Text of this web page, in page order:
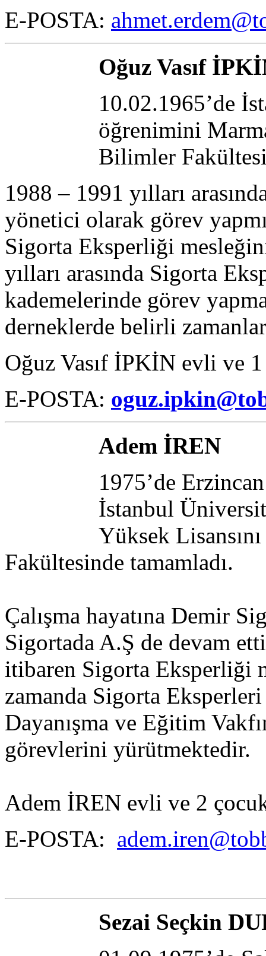
E-POSTA:
Oğuz Vasıf
10.02.1965’de
öğrenimini
Bilimler
1988 – 1991 yılları
yönetici olarak görev
Sigorta Eksperliği
yılları arasında Sigorta
kademelerinde görev
derneklerde belirli
Oğuz Vasıf İPKİN evli ve 1
E-POSTA:
Adem İREN
1975’de
İstanbul
Yüksek
Fakültesinde tamamladı.
Çalışma hayatına Demir
Sigortada A.Ş de devam
itibaren Sigorta Eksperliği
zamanda Sigorta
Dayanışma ve Eğitim
görevlerini yürütmektedir.
Adem İREN evli ve 2 çocuk
E-POSTA:
Sezai Seçkin